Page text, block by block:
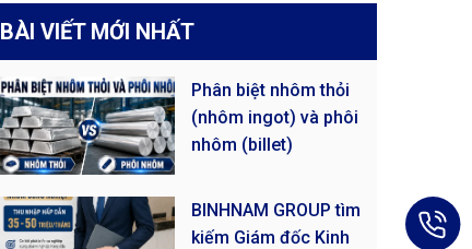
BÀI VIẾT MỚI NHẤT
Phân biệt nhôm thỏi
(nhôm ingot) và phôi
nhôm (billet)
BINHNAM GROUP tìm
kiếm Giám đốc Kinh